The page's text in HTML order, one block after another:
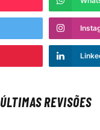
ÚLTIMAS REVISÕES